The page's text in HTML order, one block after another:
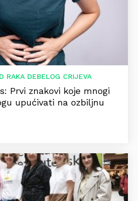
RAKA DEBELOG CRIJEVA
Prvi znakovi koje mnogi
upućivati na ozbiljnu